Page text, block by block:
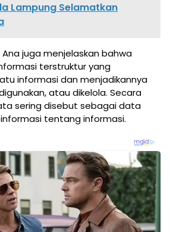
Lampung Selamatkan
juga menjelaskan bahwa
terstruktur yang
informasi dan menjadikannya
atau dikelola. Secara
sering disebut sebagai data
tentang informasi.